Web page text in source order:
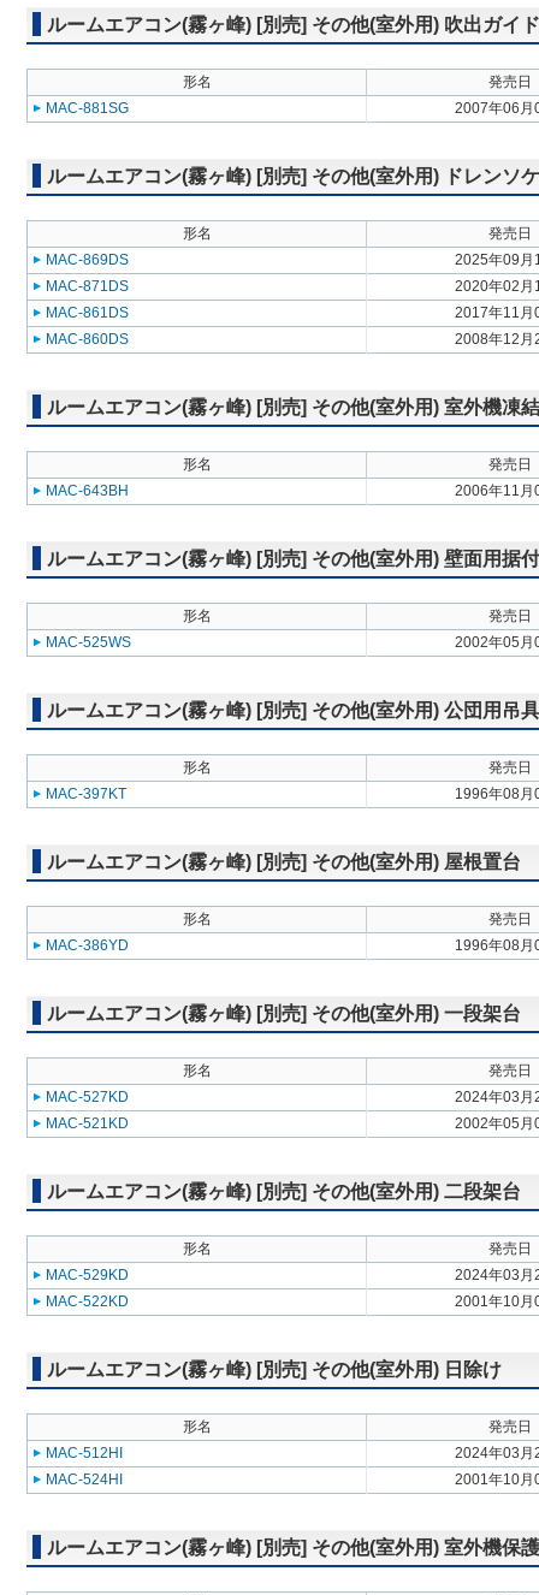
ルームエアコン(霧ヶ峰) [別売] その他(室外用) 吹出ガイド
形名
発売日
MAC-881SG
2007年06月
ルームエアコン(霧ヶ峰) [別売] その他(室外用) ドレンソ
形名
発売日
MAC-869DS
2025年09月
MAC-871DS
2020年02月
MAC-861DS
2017年11月
MAC-860DS
2008年12月
ルームエアコン(霧ヶ峰) [別売] その他(室外用) 室外機凍
形名
発売日
MAC-643BH
2006年11月
ルームエアコン(霧ヶ峰) [別売] その他(室外用) 壁面用据
形名
発売日
MAC-525WS
2002年05月
ルームエアコン(霧ヶ峰) [別売] その他(室外用) 公団用吊具
形名
発売日
MAC-397KT
1996年08月
ルームエアコン(霧ヶ峰) [別売] その他(室外用) 屋根置台
形名
発売日
MAC-386YD
1996年08月
ルームエアコン(霧ヶ峰) [別売] その他(室外用) 一段架台
形名
発売日
MAC-527KD
2024年03月
MAC-521KD
2002年05月
ルームエアコン(霧ヶ峰) [別売] その他(室外用) 二段架台
形名
発売日
MAC-529KD
2024年03月
MAC-522KD
2001年10月
ルームエアコン(霧ヶ峰) [別売] その他(室外用) 日除け
形名
発売日
MAC-512HI
2024年03月
MAC-524HI
2001年10月
ルームエアコン(霧ヶ峰) [別売] その他(室外用) 室外機保